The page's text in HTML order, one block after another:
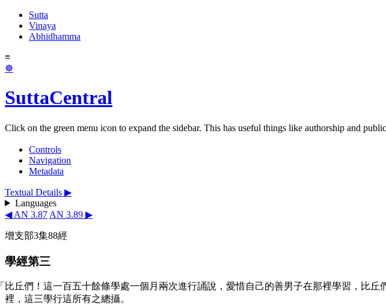
Sutta
Vinaya
Abhidhamma
≡
☸
SuttaCentral
Click on the green menu icon to expand the sidebar. This has useful things like authorship and
Controls
Navigation
Metadata
Textual Details ▶
Languages
◀ AN 3.87 AN 3.89 ▶
增支部3集88經
學經第三
比丘們！這一百五十餘條學處一個月兩次進行誦說，愛惜自己的善男子在那裡學習，比
裡，這三學行這所有之總攝。